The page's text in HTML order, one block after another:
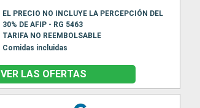
EL PRECIO NO INCLUYE LA PERCEPCIÓN DEL
30% DE AFIP - RG 5463
TARIFA NO REEMBOLSABLE
Comidas incluidas
VER LAS OFERTAS